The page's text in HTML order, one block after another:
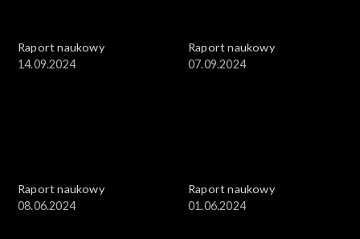
Raport naukowy
14.09.2024
Raport naukowy
07.09.2024
Raport naukowy
08.06.2024
Raport naukowy
01.06.2024